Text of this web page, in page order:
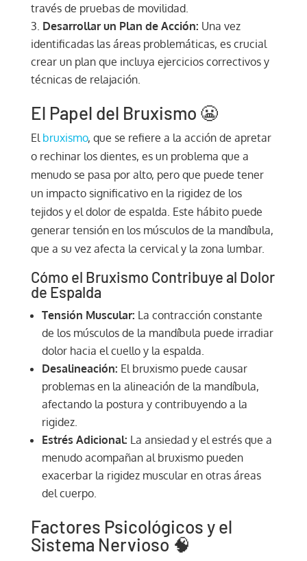
través de pruebas de movilidad.
Desarrollar un Plan de Acción: Una vez
identificadas las áreas problemáticas, es crucial
crear un plan que incluya ejercicios correctivos y
técnicas de relajación.
El Papel del Bruxismo 😬
El bruxismo, que se refiere a la acción de apretar
o rechinar los dientes, es un problema que a
menudo se pasa por alto, pero que puede tener
un impacto significativo en la rigidez de los
tejidos y el dolor de espalda. Este hábito puede
generar tensión en los músculos de la mandíbula,
que a su vez afecta la cervical y la zona lumbar.
Cómo el Bruxismo Contribuye al Dolor
de Espalda
Tensión Muscular: La contracción constante
de los músculos de la mandíbula puede irradiar
dolor hacia el cuello y la espalda.
Desalineación: El bruxismo puede causar
problemas en la alineación de la mandíbula,
afectando la postura y contribuyendo a la
rigidez.
Estrés Adicional: La ansiedad y el estrés que a
menudo acompañan al bruxismo pueden
exacerbar la rigidez muscular en otras áreas
del cuerpo.
Factores Psicológicos y el
Sistema Nervioso 🧠